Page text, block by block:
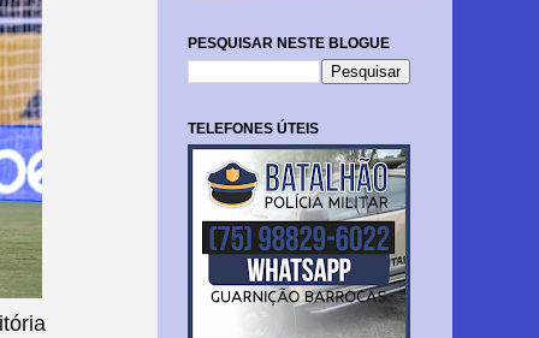
PESQUISAR NESTE BLOGUE
TELEFONES ÚTEIS